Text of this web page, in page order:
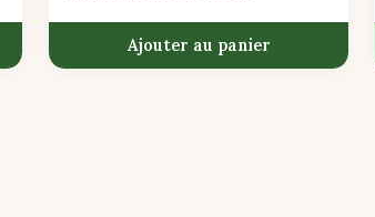
Ajouter au panier